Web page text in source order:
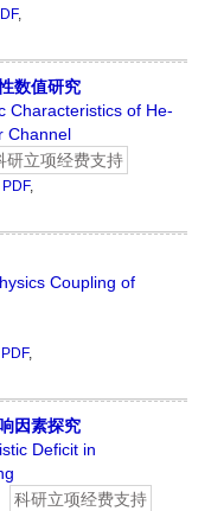
,
数值研究
Characteristics of He-
Channel
研立项经费支持
PDF,
Coupling of
PDF,
因素探究
Deficit in
科研立项经费支持